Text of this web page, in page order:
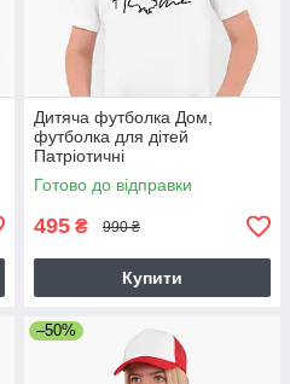
Дитяча футболка Дом,
футболка для дітей
Патріотичні
Готово до відправки
495 ₴ 990 ₴
Купити
–50%